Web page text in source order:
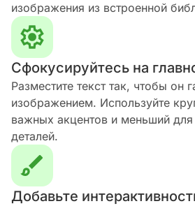
изображения из встроенной
Сфокусируйтесь на
Разместите текст так, чтобы он
изображением. Используйте
важных акцентов и меньший
деталей.
Добавьте